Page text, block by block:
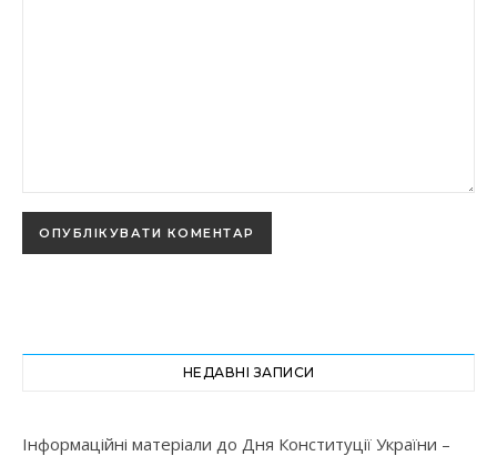
НЕДАВНІ ЗАПИСИ
Інформаційні матеріали до Дня Конституції України –